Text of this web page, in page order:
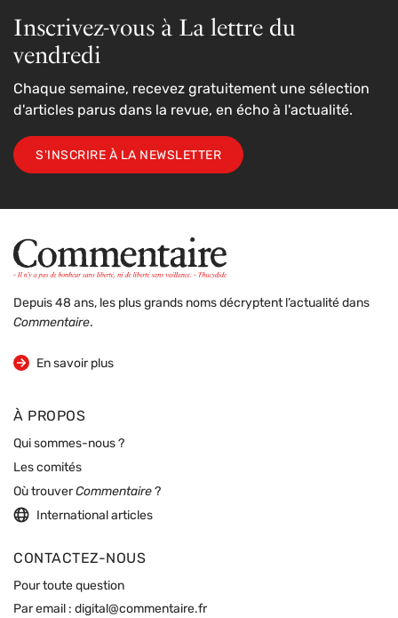
Inscrivez-vous à La lettre du
vendredi
Chaque semaine, recevez gratuitement une sélection
d'articles parus dans la revue, en écho à l'actualité.
S'INSCRIRE À LA NEWSLETTER
Depuis 48 ans, les plus grands noms décryptent l’actualité dans
Commentaire.
En savoir plus
sur la revue
À PROPOS
Qui sommes-nous ?
Les comités
Où trouverCommentaire ?
International articles
CONTACTEZ-NOUS
Pour toute question
Par email : digital@commentaire.fr